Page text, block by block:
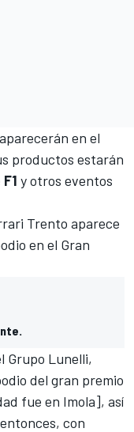
en el
productos estarán
y otros eventos
Trento aparece
en el Gran
Grupo Lunelli,
del gran premio
fue en Imola], así
con